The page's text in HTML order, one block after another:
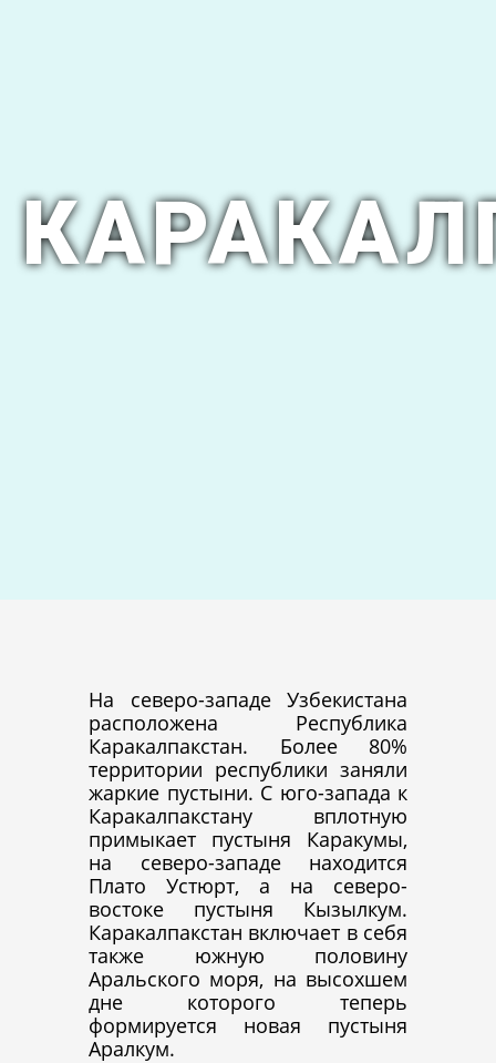
На северо-западе Узбекистана
расположена Республика
Каракалпакстан. Более 80%
территории республики заняли
жаркие пустыни. С юго-запада к
Каракалпакстану вплотную
примыкает пустыня Каракумы,
на северо-западе находится
Плато Устюрт, а на северо-
востоке пустыня Кызылкум.
Каракалпакстан включает в себя
также южную половину
Аральского моря, на высохшем
дне которого теперь
формируется новая пустыня
Аралкум.